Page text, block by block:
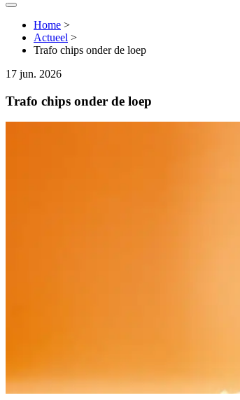
Home >
Actueel >
Trafo chips onder de loep
17 jun. 2026
Trafo chips onder de loep